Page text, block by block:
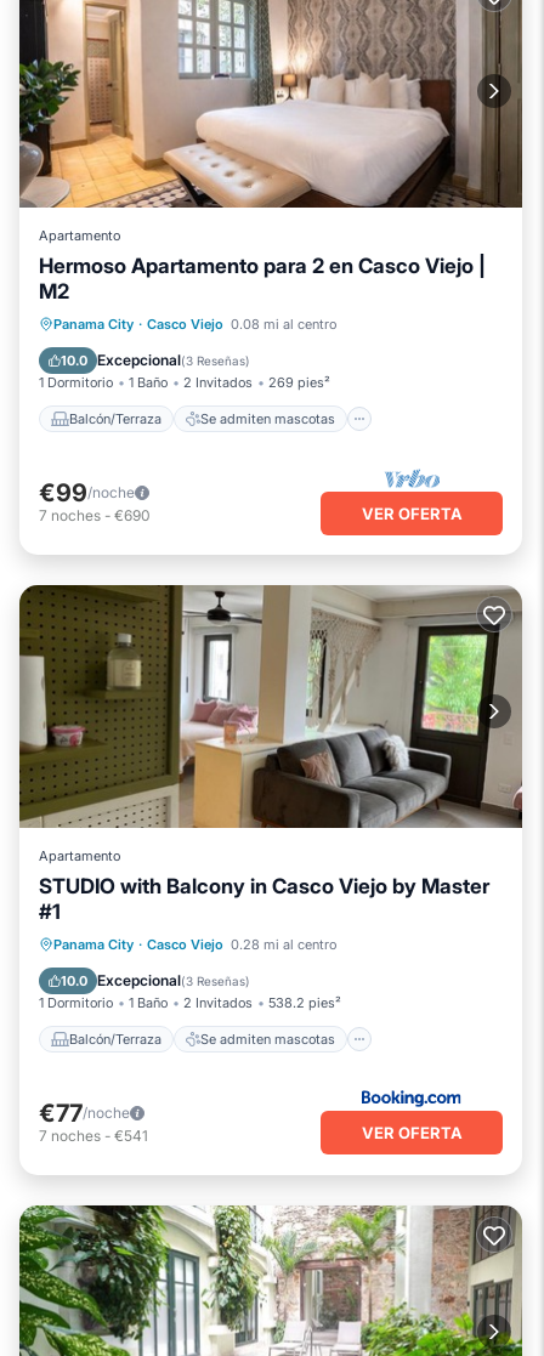
Apartamento
Hermoso Apartamento para 2 en Casco Viejo |
M2
Panama City · Casco Viejo 0.08 mi al centro
10.0 Excepcional(3 Reseñas)
1 Dormitorio 1 Baño 2 Invitados 269 pies²
Balcón/Terraza Se admiten mascotas
Balcón/Terraza
Se admiten mascotas
Cocina
Aire acondicionado
€99/noche
7 noches - €690 VER OFERTA
Apartamento
STUDIO with Balcony in Casco Viejo by Master
#1
Panama City · Casco Viejo 0.28 mi al centro
10.0 Excepcional(3 Reseñas)
1 Dormitorio 1 Baño 2 Invitados 538.2 pies²
Balcón/Terraza Se admiten mascotas
Balcón/Terraza
Se admiten mascotas
Aparcamiento
€77/noche
7 noches - €541 VER OFERTA